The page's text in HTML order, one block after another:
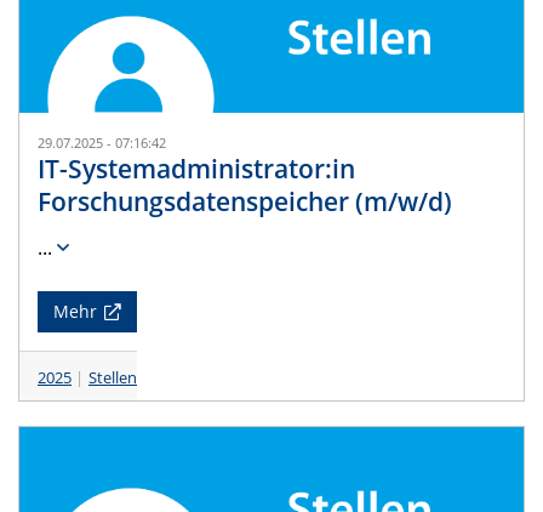
29.07.2025 - 07:16:42
IT-Systemadministrator:in
Forschungsdatenspeicher (m/w/d)
...
Mehr
2025 Stellen